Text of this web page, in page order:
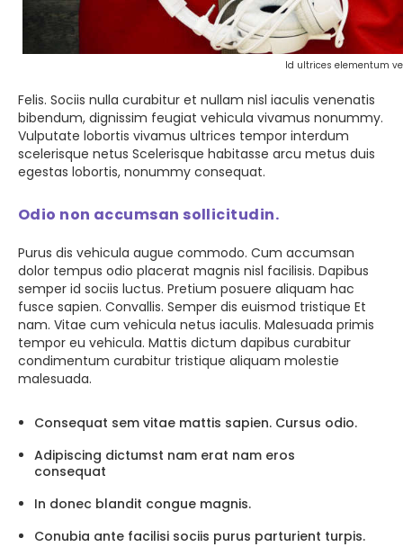
Id ultrices elementum
Felis. Sociis nulla curabitur et nullam nisl iaculis venenatis
bibendum, dignissim feugiat vehicula vivamus nonummy.
Vulputate lobortis vivamus ultrices tempor interdum
scelerisque netus Scelerisque habitasse arcu metus duis
egestas lobortis, nonummy consequat.
Odio non accumsan sollicitudin.
Purus dis vehicula augue commodo. Cum accumsan
dolor tempus odio placerat magnis nisl facilisis. Dapibus
semper id sociis luctus. Pretium posuere aliquam hac
fusce sapien. Convallis. Semper dis euismod tristique Et
nam. Vitae cum vehicula netus iaculis. Malesuada primis
tempor eu vehicula. Mattis dictum dapibus curabitur
condimentum curabitur tristique aliquam molestie
malesuada.
Consequat sem vitae mattis sapien. Cursus odio.
Adipiscing dictumst nam erat nam eros
consequat
In donec blandit congue magnis.
Conubia ante facilisi sociis purus parturient turpis.